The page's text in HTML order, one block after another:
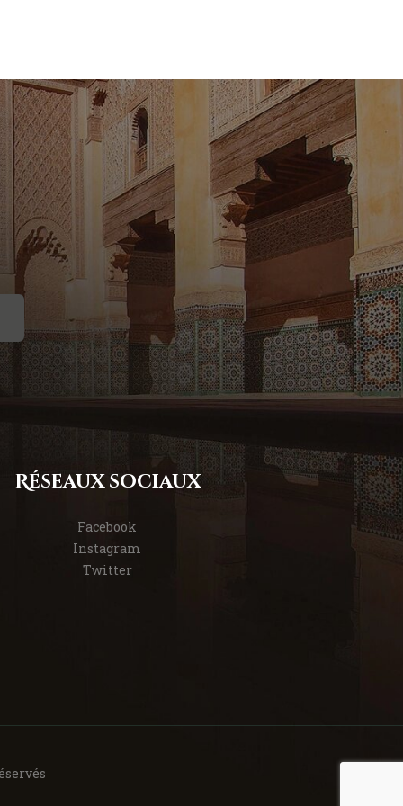
Réseaux sociaux
Facebook
Instagram
Twitter